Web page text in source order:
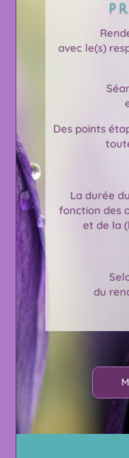
avec le(s)
Des points
La durée
fonction des
et de la
du